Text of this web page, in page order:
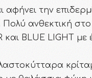
την
ανθεκτική
και BLUE LIGHT